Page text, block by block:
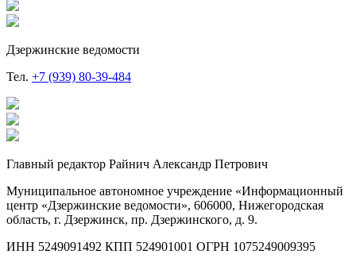
Дзержинские ведомости
Тел. +7 (939) 80-39-484
Главный редактор Райнич Александр Петрович
Муниципальное автономное учреждение «Информационный
центр «Дзержинские ведомости», 606000, Нижегородская
область, г. Дзержинск, пр. Дзержинского, д. 9.
ИНН 5249091492 КПП 524901001 ОГРН 1075249009395